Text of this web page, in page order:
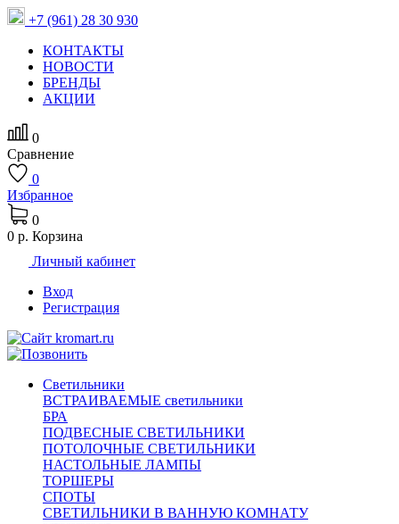
+7 (961) 28 30 930
КОНТАКТЫ
НОВОСТИ
БРЕНДЫ
АКЦИИ
0
Сравнение
0
Избранное
0
0 р. Корзина
Личный кабинет
Вход
Регистрация
Светильники
ВСТРАИВАЕМЫЕ светильники
БРА
ПОДВЕСНЫЕ СВЕТИЛЬНИКИ
ПОТОЛОЧНЫЕ СВЕТИЛЬНИКИ
НАСТОЛЬНЫЕ ЛАМПЫ
ТОРШЕРЫ
СПОТЫ
СВЕТИЛЬНИКИ В ВАННУЮ КОМНАТУ